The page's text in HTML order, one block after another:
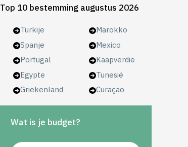
Top 10 bestemming augustus 2026
Turkije
Spanje
Portugal
Egypte
Griekenland
Marokko
Mexico
Kaapverdië
Tunesië
Curaçao
Wat is je budget?